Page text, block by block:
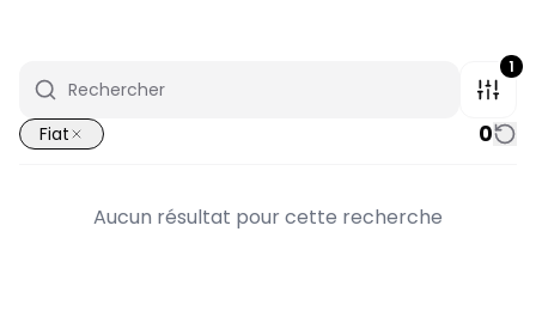
1
Fiat 0
Aucun résultat pour cette recherche